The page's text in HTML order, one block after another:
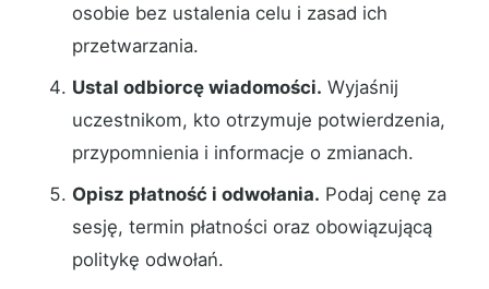
osobie bez ustalenia celu i zasad ich
przetwarzania.
Ustal odbiorcę wiadomości. Wyjaśnij
uczestnikom, kto otrzymuje potwierdzenia,
przypomnienia i informacje o zmianach.
Opisz płatność i odwołania. Podaj cenę za
sesję, termin płatności oraz obowiązującą
politykę odwołań.